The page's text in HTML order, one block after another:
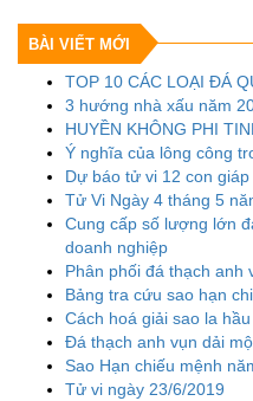
BÀI VIẾT MỚI
TOP 10 CÁC LOẠI ĐÁ
3 hướng nhà xấu năm
HUYỀN KHÔNG PHI
Ý nghĩa của lông công
Dự báo tử vi 12 con
Tử Vi Ngày 4 tháng 5
Cung cấp số lượng lớn
doanh nghiệp
Phân phối đá thạch anh
Bảng tra cứu sao hạn
Cách hoá giải sao la
Đá thạch anh vụn dải
Sao Hạn chiếu mệnh
Tử vi ngày 23/6/2019